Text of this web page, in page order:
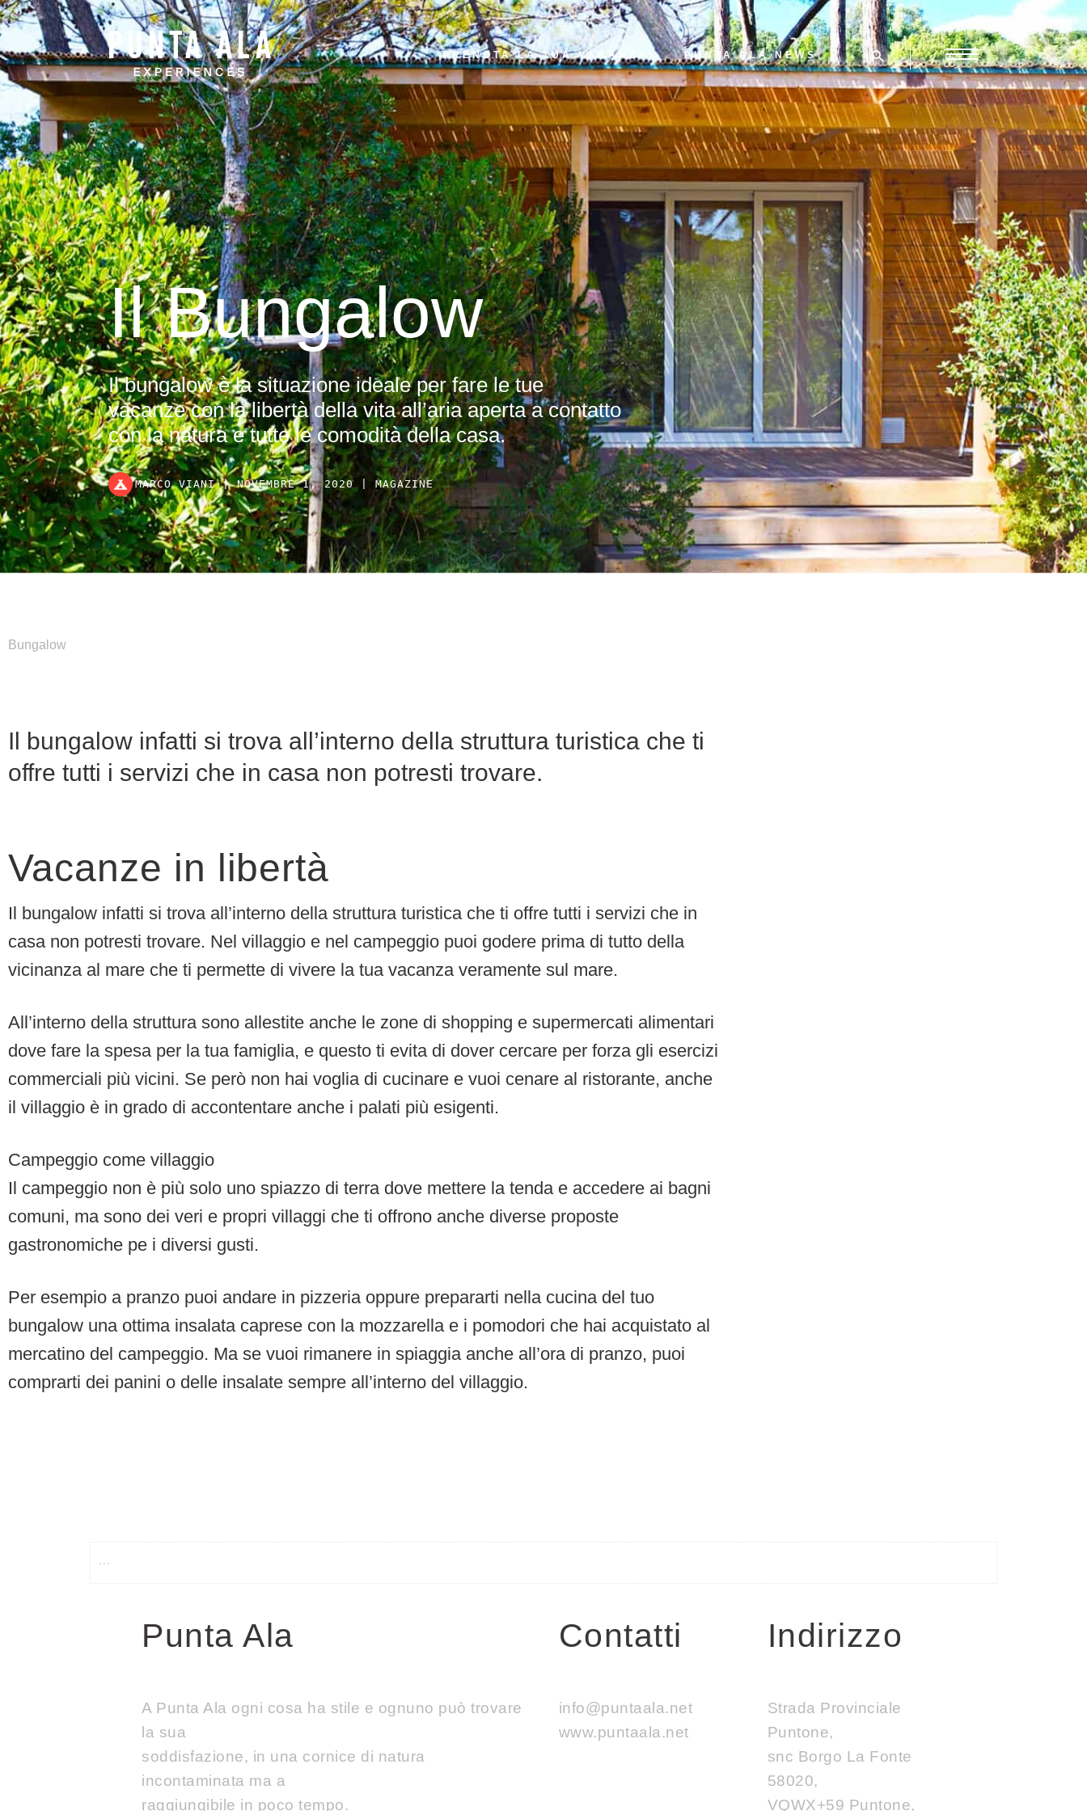
PRENOTA LA TUA VACANZA PUNTA ALA NEWS
Il Bungalow
Il bungalow è la situazione ideale per fare le tue
vacanze con la libertà della vita all’aria aperta a contatto
con la natura e tutte le comodità della casa.
MARCO VIANI | NOVEMBRE 1, 2020 | MAGAZINE
Bungalow
Il bungalow infatti si trova all’interno della struttura turistica che ti
offre tutti i servizi che in casa non potresti trovare.
Vacanze in libertà
Il bungalow infatti si trova all’interno della struttura turistica che ti offre tutti i servizi che in
casa non potresti trovare. Nel villaggio e nel campeggio puoi godere prima di tutto della
vicinanza al mare che ti permette di vivere la tua vacanza veramente sul mare.
All’interno della struttura sono allestite anche le zone di shopping e supermercati alimentari
dove fare la spesa per la tua famiglia, e questo ti evita di dover cercare per forza gli esercizi
commerciali più vicini. Se però non hai voglia di cucinare e vuoi cenare al ristorante, anche
il villaggio è in grado di accontentare anche i palati più esigenti.
Campeggio come villaggio
Il campeggio non è più solo uno spiazzo di terra dove mettere la tenda e accedere ai bagni
comuni, ma sono dei veri e propri villaggi che ti offrono anche diverse proposte
gastronomiche pe i diversi gusti.
Per esempio a pranzo puoi andare in pizzeria oppure prepararti nella cucina del tuo
bungalow una ottima insalata caprese con la mozzarella e i pomodori che hai acquistato al
mercatino del campeggio. Ma se vuoi rimanere in spiaggia anche all’ora di pranzo, puoi
comprarti dei panini o delle insalate sempre all’interno del villaggio.
Punta Ala
A Punta Ala ogni cosa ha stile e ognuno può trovare
la sua
soddisfazione, in una cornice di natura
incontaminata ma a
raggiungibile in poco tempo.
Contatti
info@puntaala.net
www.puntaala.net
Indirizzo
Strada Provinciale
Puntone,
snc Borgo La Fonte
58020,
VQWX+59 Puntone,